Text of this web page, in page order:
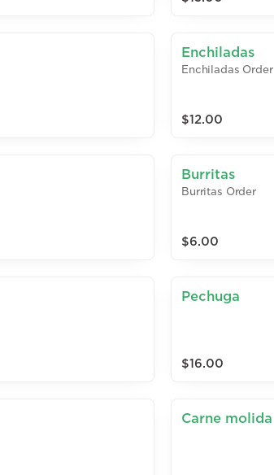
Enchiladas
Enchiladas Order
$12.00
Burritas
Burritas Order
$6.00
Pechuga
$16.00
Carne molida